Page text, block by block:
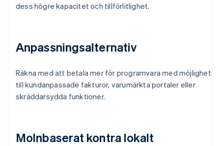
dess högre kapacitet och tillförlitlighet.
Anpassningsalternativ
Räkna med att betala mer för programvara med möjlighet
till kundanpassade fakturor, varumärkta portaler eller
skräddarsydda funktioner.
Molnbaserat kontra lokalt